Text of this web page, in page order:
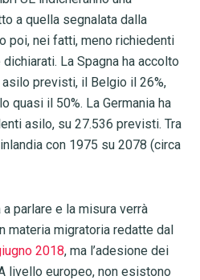
a quella segnalata dalla
poi, nei fatti, meno richiedenti
La Spagna ha accolto
previsti, il Belgio il 26%,
quasi il 50%. La Germania ha
asilo, su 27.536 previsti. Tra
con 1975 su 2078 (circa
parlare e la misura verrà
materia migratoria redatte dal
2018, ma l’adesione dei
livello europeo, non esistono